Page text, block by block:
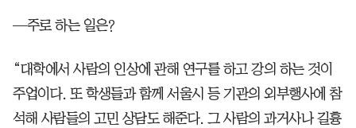
—주로 하는 일은?
“대학에서 사람의 인상에 관해 연구를 하고 강의 하는 것이
주업이다. 또 학생들과 함께 서울시 등 기관의 외부행사에 참
석해 사람들의 고민 상담도 해준다. 그 사람의 과거사나 길흉